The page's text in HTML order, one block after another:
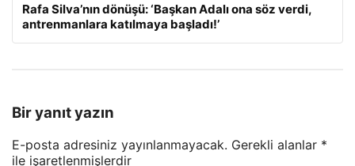
Rafa Silva’nın dönüşü: ‘Başkan Adalı ona söz verdi,
antrenmanlara katılmaya başladı!’
Bir yanıt yazın
E-posta adresiniz yayınlanmayacak. Gerekli alanlar *
ile işaretlenmişlerdir